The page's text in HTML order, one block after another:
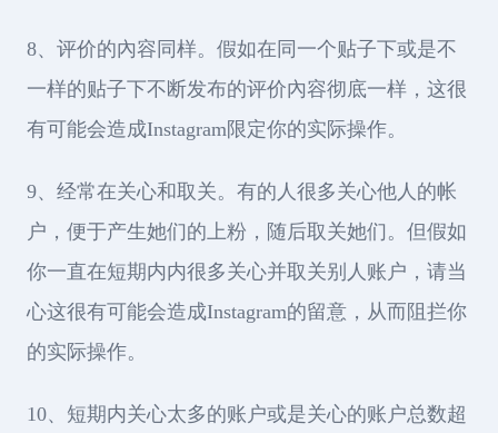
8、评价的內容同样。假如在同一个贴子下或是不
一样的贴子下不断发布的评价內容彻底一样，这很
有可能会造成Instagram限定你的实际操作。
9、经常在关心和取关。有的人很多关心他人的帐
户，便于产生她们的上粉，随后取关她们。但假如
你一直在短期内内很多关心并取关别人账户，请当
心这很有可能会造成Instagram的留意，从而阻拦你
的实际操作。
10、短期内关心太多的账户或是关心的账户总数超